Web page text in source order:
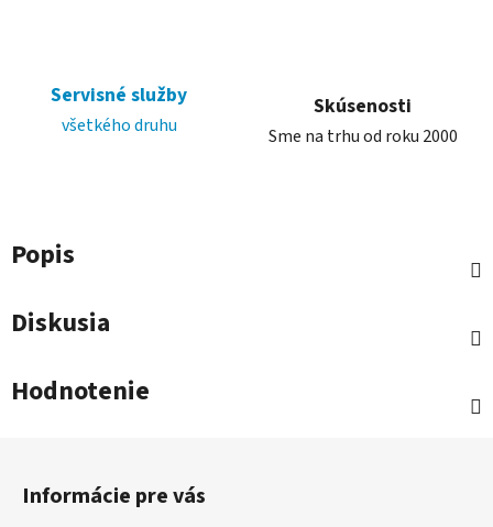
Servisné služby
všetkého druhu
Skúsenosti
Sme na trhu od roku 2000
Popis
Diskusia
Hodnotenie
Informácie pre vás